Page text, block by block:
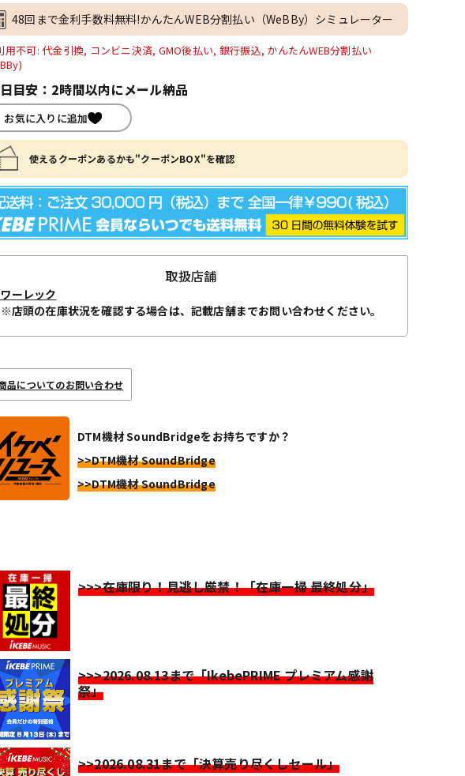
48回まで金利手数料無料!かんたんWEB分割払い（WeBBy）シミュレーター
用不可: 代金引換, コンビニ決済, GMO後払い, 銀行振込, かんたんWEB分割払い
目安：2時間以内にメール納品
お気に入りに追加
使えるクーポンあるかも"クーポンBOX"を確認
取扱店舗
ーレック
※店頭の在庫状況を確認する場合は、記載店舗までお問い合わせください。
品についてのお問い合わせ
DTM機材 SoundBridgeをお持ちですか？
>>DTM機材 SoundBridge
>>DTM機材 SoundBridge
>>>在庫限り！見逃し厳禁！「在庫一掃 最終処分」
>>>2026.08.13まで「IkebePRIME プレミアム感謝
祭」
>>2026.08.31まで「決算売り尽くしセール」